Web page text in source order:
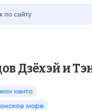
Дзёхэй и
канто
море